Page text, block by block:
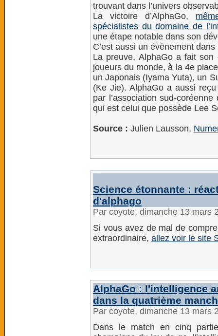
trouvant dans l’univers
La victoire d’AlphaGo,
spécialistes du domaine de
une étape notable dans son
C’est aussi un évènement
La preuve, AlphaGo a fait
joueurs du monde, à la 4e
un Japonais (Iyama Yuta), un
(Ke Jie). AlphaGo a aussi
par l’association sud-
qui est celui que possède Lee
Source : Julien Lausson,
Science étonnante :
d'alphago
Par coyote, dimanche 13 mars
Si vous avez de mal de
extraordinaire, allez voir le site
AlphaGo : l'intelligence
dans la quatrième
Par coyote, dimanche 13 mars
Dans le match en cinq